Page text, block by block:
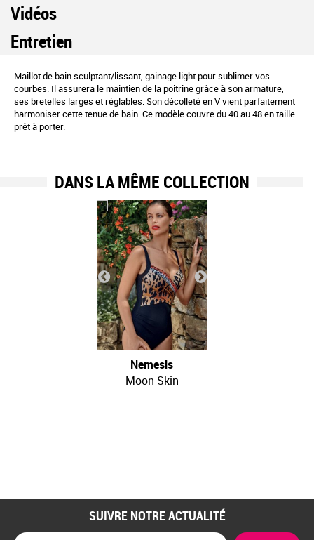
Vidéos
Entretien
Maillot de bain sculptant/lissant, gainage light pour sublimer vos
courbes. Il assurera le maintien de la poitrine grâce à son armature,
ses bretelles larges et réglables. Son décolleté en V vient parfaitement
harmoniser cette tenue de bain. Ce modèle couvre du 40 au 48 en taille
prêt à porter.
DANS LA MÊME COLLECTION
Nemesis
Moon Skin
SUIVRE NOTRE ACTUALITÉ